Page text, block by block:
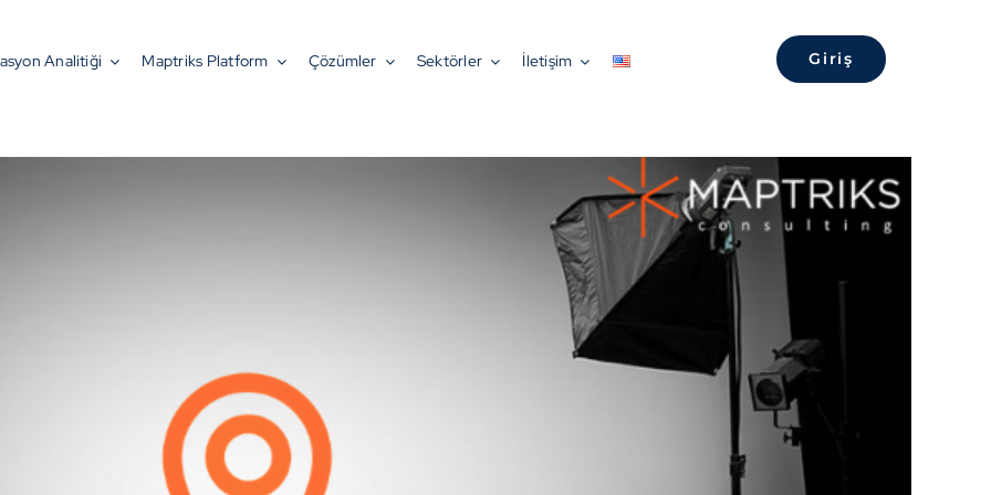
Analitiği Maptriks Platform Çözümler Sektörler İletişim Giriş
Nedir? Uzmanından Örneklerle – Medya Sektöründe Lokasyon Nedir?